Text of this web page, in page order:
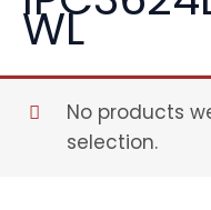
WL
No products
selection.